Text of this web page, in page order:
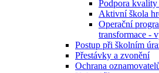
Podpora
Aktivní škola
Operační
transformace -
Postup při školním
Přestávky a zvonění
Ochrana